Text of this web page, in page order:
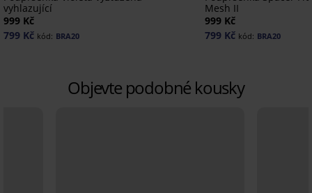
vyhlazující
999 Kč
799 Kč kód: BRA20
Mesh II
999 Kč
799 Kč kód: BRA20
Objevte podobné kousky